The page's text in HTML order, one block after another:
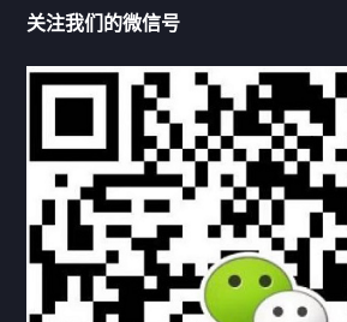
机构链接
联系方式 关于我们
下载与支持
资料下载 视频中心
常见问题
购买流程 版权条款
关注我们的微信号